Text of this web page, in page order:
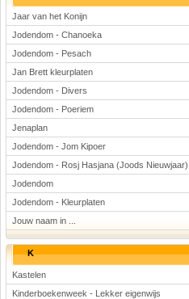
Jaar van het Konijn
Jodendom - Chanoeka
Jodendom - Pesach
Jan Brett kleurplaten
Jodendom - Divers
Jodendom - Poeriem
Jenaplan
Jodendom - Jom Kipoer
Jodendom - Rosj Hasjana (Joods Nieuwjaar)
Jodendom
Jodendom - Kleurplaten
Jouw naam in ...
K
Kastelen
Kinderboekenweek - Lekker eigenwijs